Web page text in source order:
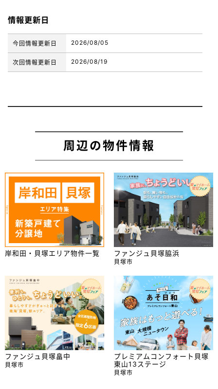
情報更新日
今回情報更新日 2026/08/05
次回情報更新日 2026/08/19
周辺の物件情報
岸和田・貝塚エリア物件一覧 ファンジュ貝塚脇浜
貝塚市
ファンジュ貝塚畠中
貝塚市
プレミアムコンフォート貝塚
東山13ステージ
貝塚市